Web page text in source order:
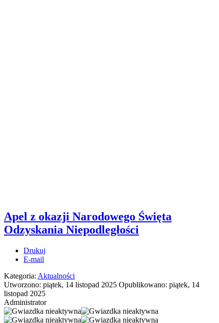
Apel z okazji Narodowego Święta
Odzyskania Niepodległości
Drukuj
E-mail
Kategoria: Aktualności
Utworzono: piątek, 14 listopad 2025 Opublikowano: piątek, 14
listopad 2025
Administrator